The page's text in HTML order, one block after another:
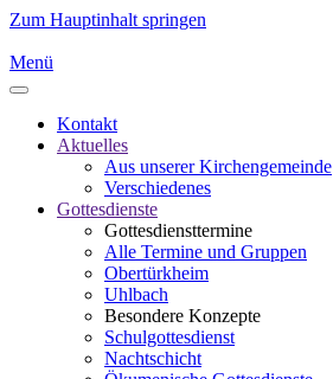
Zum Hauptinhalt springen
Menü
Kontakt
Aktuelles
Aus unserer Kirchengemeinde
Verschiedenes
Gottesdienste
Gottesdiensttermine
Alle Termine und Gruppen
Obertürkheim
Uhlbach
Besondere Konzepte
Schulgottesdienst
Nachtschicht